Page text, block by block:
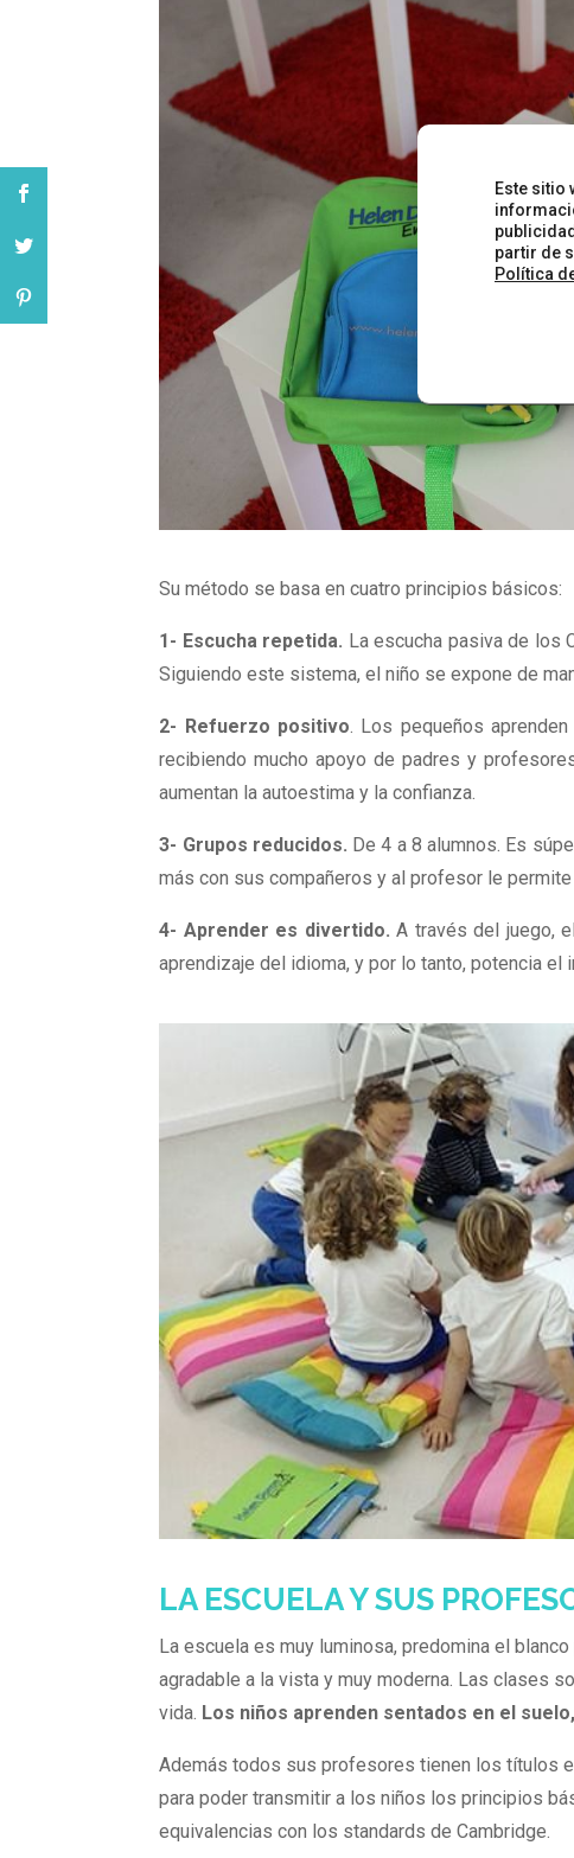
Su método se basa en cuatro principios básicos:
1- Escucha repetida. La escucha pasiva de los
Siguiendo este sistema, el niño se expone de
2- Refuerzo positivo. Los pequeños
recibiendo mucho apoyo de padres y
aumentan la autoestima y la confianza.
3- Grupos reducidos. De 4 a 8 alumnos. Es
más con sus compañeros y al profesor le
4- Aprender es divertido. A través del juego,
aprendizaje del idioma, y por lo tanto, potencia
LA ESCUELA Y SUS
La escuela es muy luminosa, predomina el
agradable a la vista y muy moderna. Las clases
vida. Los niños aprenden sentados en el
Además todos sus profesores tienen los títulos
para poder transmitir a los niños los principios
equivalencias con los standards de Cambridge.
Este sitio
partir de
Política